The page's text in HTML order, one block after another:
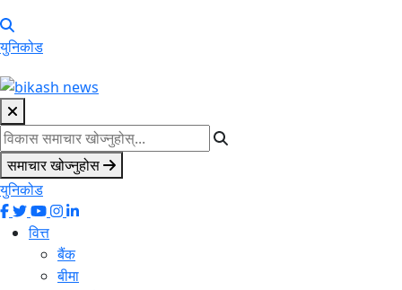
युनिकोड
समाचार खोज्नुहोस
युनिकोड
वित्त
बैंक
बीमा